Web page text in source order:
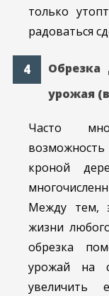
только
радоваться
Обрезка
урожая
Часто
кроной
Между тем,
жизни
обрезка
урожай на
увеличить